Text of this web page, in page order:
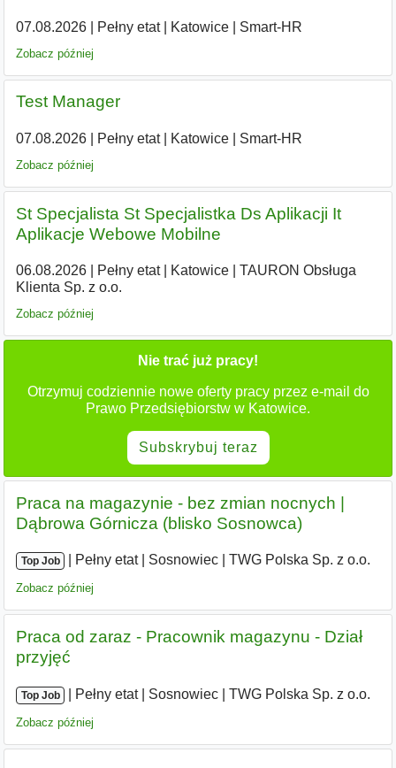
07.08.2026| Pełny etat| Katowice| Smart-HR
Zobacz później
Test Manager
07.08.2026| Pełny etat| Katowice| Smart-HR
Zobacz później
St Specjalista St Specjalistka Ds Aplikacji It
Aplikacje Webowe Mobilne
06.08.2026| Pełny etat| Katowice|
TAURON Obsługa
Klienta Sp. z o.o.
Zobacz później
Nie trać już pracy!
Otrzymuj codziennie nowe oferty pracy przez e-mail do
Prawo Przedsiębiorstw w Katowice.
Subskrybuj teraz
Praca na magazynie - bez zmian nocnych |
Dąbrowa Górnicza (blisko Sosnowca)
Top Job Pełny etat| Sosnowiec TWG Polska Sp. z o.o.
Zobacz później
Praca od zaraz - Pracownik magazynu - Dział
przyjęć
Top Job Pełny etat| Sosnowiec TWG Polska Sp. z o.o.
Zobacz później